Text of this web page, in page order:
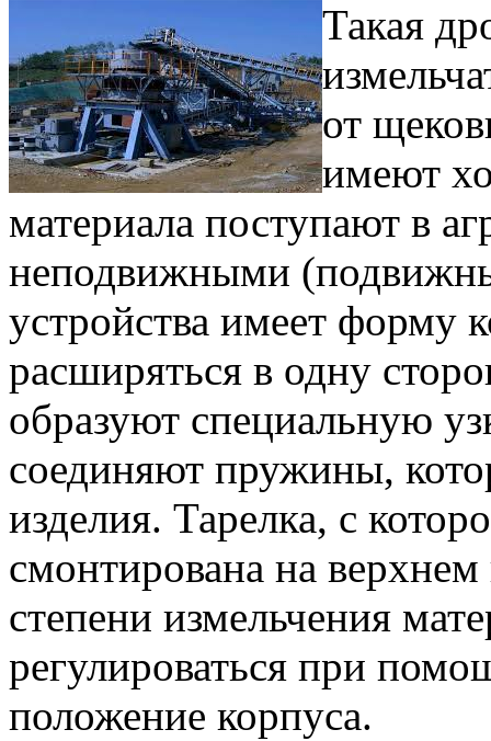
Такая
от
имеют
материала поступают в
неподвижными
устройства имеет форму
расширяться в одну
образуют специальную
соединяют пружины,
изделия. Тарелка, с
смонтирована на
степени измельчения
регулироваться при
положение корпуса.